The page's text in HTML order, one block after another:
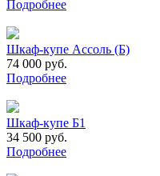
Подробнее
Шкаф-купе Ассоль (Б)
74 000 руб.
Подробнее
Шкаф-купе Б1
34 500 руб.
Подробнее